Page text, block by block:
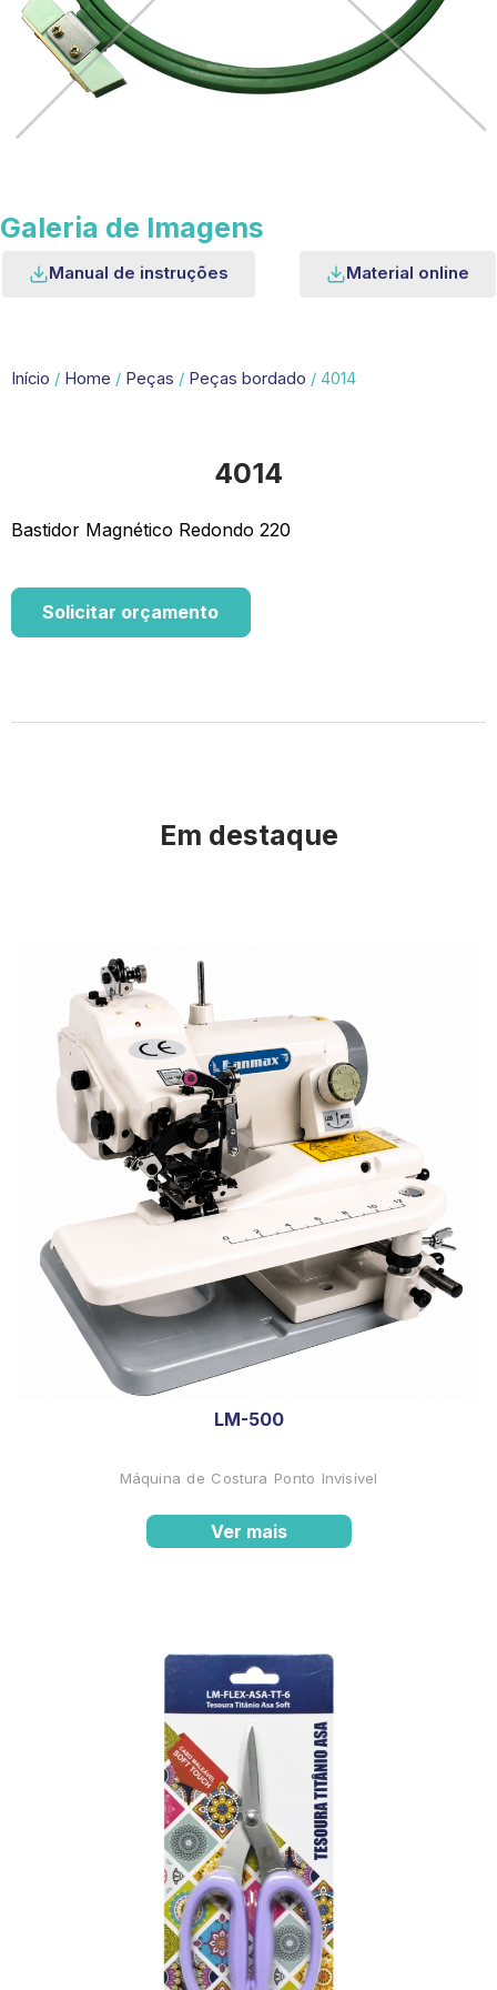
Galeria de Imagens
Manual de instruções Material online
Início / Home / Peças / Peças bordado / 4014
4014
Bastidor Magnético Redondo 220
Solicitar orçamento
Em destaque
LM-500
Máquina de Costura Ponto Invisível
Ver mais